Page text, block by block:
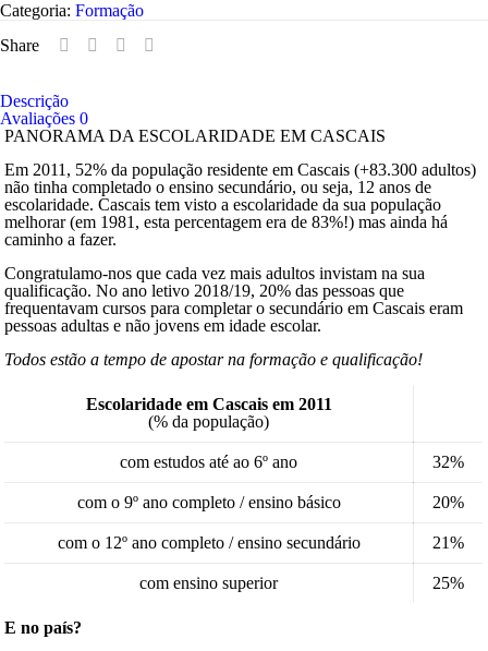
Categoria: Formação
Share
Descrição
Avaliações 0
PANORAMA DA ESCOLARIDADE EM CASCAIS
Em 2011, 52% da população residente em Cascais (+83.300 adultos)
não tinha completado o ensino secundário, ou seja, 12 anos de
escolaridade. Cascais tem visto a escolaridade da sua população
melhorar (em 1981, esta percentagem era de 83%!) mas ainda há
caminho a fazer.
Congratulamo-nos que cada vez mais adultos invistam na sua
qualificação. No ano letivo 2018/19, 20% das pessoas que
frequentavam cursos para completar o secundário em Cascais eram
pessoas adultas e não jovens em idade escolar.
Todos estão a tempo de apostar na formação e qualificação!
Escolaridade em Cascais em 2011
(% da população)
com estudos até ao 6º ano 32%
com o 9º ano completo / ensino básico 20%
com o 12º ano completo / ensino secundário 21%
com ensino superior 25%
E no país?